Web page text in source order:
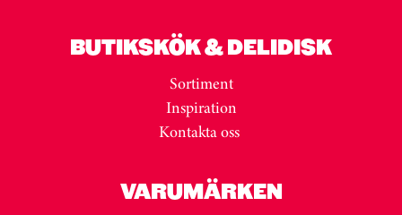
BUTIKSKÖK & DELIDISK
Sortiment
Inspiration
Kontakta oss
VARUMÄRKEN